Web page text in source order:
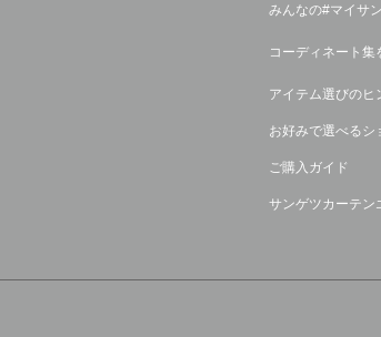
みんなの#マイサ
コーディネート集
アイテム選びのヒ
お好みで選べるシ
ご購入ガイド
サンゲツカーテン